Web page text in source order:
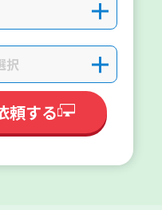
＋
択 ＋
頼する